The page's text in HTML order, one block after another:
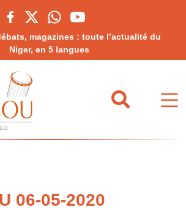
magazines : toute l’actualité du
Niger, en 5 langues
06-05-2020